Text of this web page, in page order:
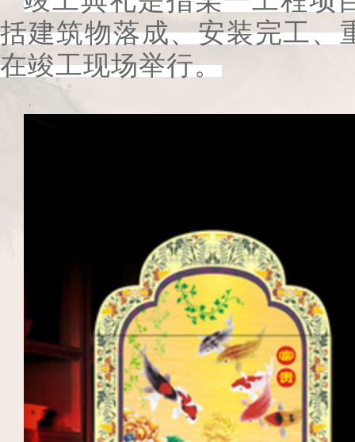
括建筑物落成、安装完工、
在竣工现场举行。